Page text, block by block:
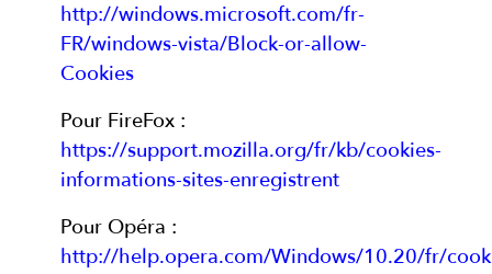
http://windows.microsoft.com/fr-
FR/windows-vista/Block-or-allow-
Cookies
Pour FireFox :
https://support.mozilla.org/fr/kb/cookies-
informations-sites-enregistrent
Pour Opéra :
http://help.opera.com/Windows/10.20/fr/